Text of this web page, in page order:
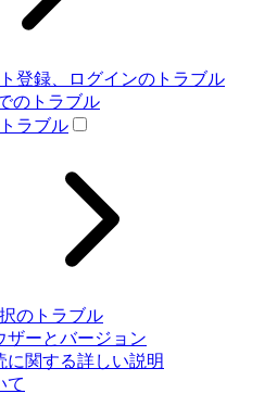
登録、ログインのトラブル
のトラブル
ラブル
のトラブル
ザーとバージョン
に関する詳しい説明
て